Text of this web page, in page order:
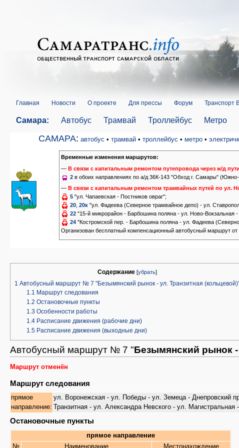
Главная Новости О проекте Для прессы Форум Транспорт
Самара: Автобус Трамвай Троллейбус Метро
САМАРА: автобус • трамвай • троллейбус • метро •
Временные изменения маршрутов:
—В связи с капитальным ремонтом путепровода через ж/д
2 в обоих направлениях по а/д 36К-143 "Обход г. Самары"
— В связи с капитальным ремонтом трамвайных путей по ул.
5 "ул. Чапаевская - Постников овраг";
20 ,20к "ул. Фадеева (Северное трамвайное депо) - ул.
22 "15-й микрорайон - Барбошина поляна - ул. Ново-Вокзальная
24 "Костромской пер. - Барбошина поляна - ул. Фадеева
Организован бесплатный компенсационный автобусный маршрут от
Содержание [убрать]
1 Автобусный маршрут № 7 "Безымянский рынок - ул. Транзитная
1.1 Маршрут следования
1.2 Остановочные пункты
1.3 Особенности работы
1.4 Расписание движения (рабочие дни)
1.5 Расписание движения (выходные дни)
Автобусный маршрут № 7 "Безымянский рынок -
Маршрут отменён
Маршрут следования
прямое
направление:
ул. Воронежская - ул. Победы - ул. Земеца - Днепровский
Транзитная - ул. Александра Невского - ул.
Остановочные пункты
прямое направление
№
Наименование
Местонахождение